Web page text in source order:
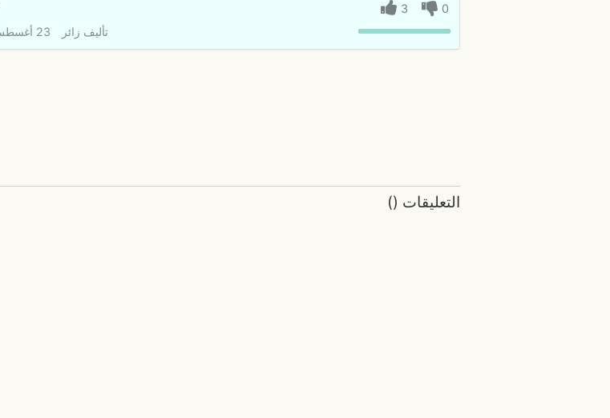
0
3
تأليف زائر 23 أغسطس 2023
التعليقات (
)